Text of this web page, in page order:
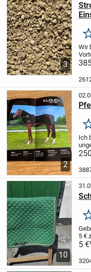
3
Wir
2
Ich
€,
10
5 €
5 €